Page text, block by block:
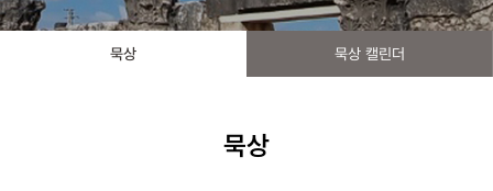
묵상 묵상 캘린더
묵상